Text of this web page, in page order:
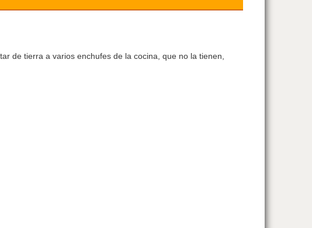
de tierra a varios enchufes de la cocina, que no la tienen,